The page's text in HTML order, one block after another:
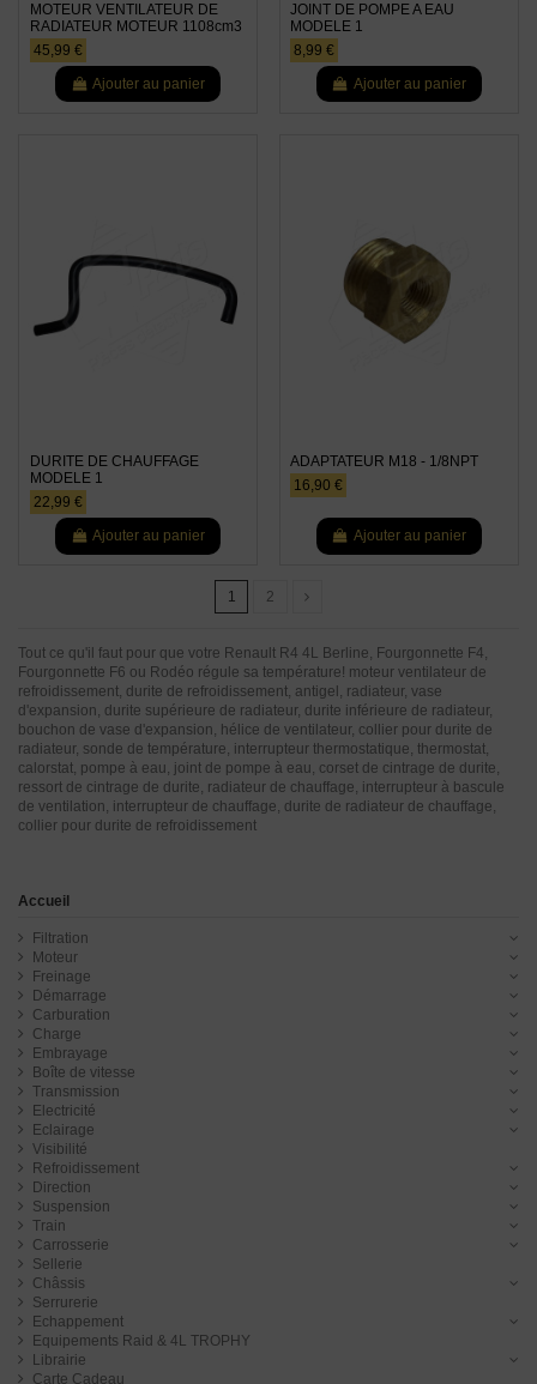
MOTEUR VENTILATEUR DE
RADIATEUR MOTEUR 1108cm3
45,99 €
Ajouter au panier
JOINT DE POMPE A EAU
MODELE 1
8,99 €
Ajouter au panier
DURITE DE CHAUFFAGE
MODELE 1
22,99 €
Ajouter au panier
ADAPTATEUR M18 - 1/8NPT
16,90 €
Ajouter au panier
1 2
Tout ce qu'il faut pour que votre Renault R4 4L Berline, Fourgonnette F4,
Fourgonnette F6 ou Rodéo régule sa température! moteur ventilateur de
refroidissement, durite de refroidissement, antigel, radiateur, vase
d'expansion, durite supérieure de radiateur, durite inférieure de radiateur,
bouchon de vase d'expansion, hélice de ventilateur, collier pour durite de
radiateur, sonde de température, interrupteur thermostatique, thermostat,
calorstat, pompe à eau, joint de pompe à eau, corset de cintrage de durite,
ressort de cintrage de durite, radiateur de chauffage, interrupteur à bascule
de ventilation, interrupteur de chauffage, durite de radiateur de chauffage,
collier pour durite de refroidissement
Accueil
Filtration
Moteur
Freinage
Démarrage
Carburation
Charge
Embrayage
Boîte de vitesse
Transmission
Electricité
Eclairage
Visibilité
Refroidissement
Direction
Suspension
Train
Carrosserie
Sellerie
Châssis
Serrurerie
Echappement
Equipements Raid & 4L TROPHY
Librairie
Carte Cadeau